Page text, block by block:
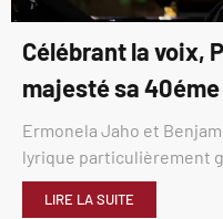
Célébrant la voix,
majesté sa
Ermonela Jaho et
lyrique particulièrement
LIRE LA SUITE